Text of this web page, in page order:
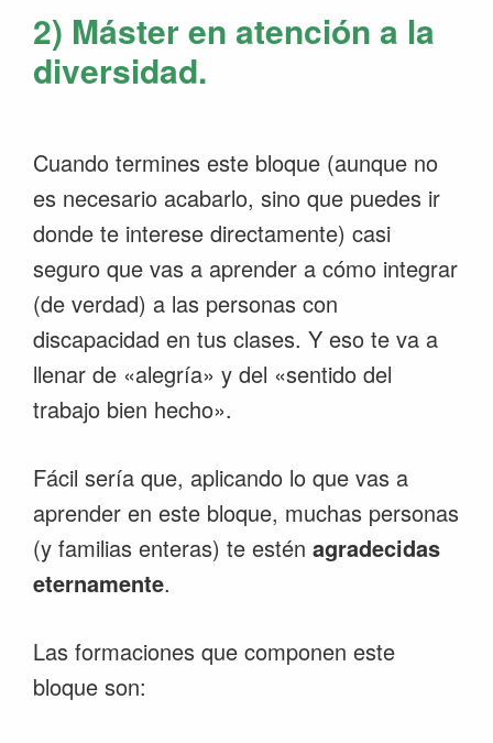
2) Máster en atención a la
diversidad.
Cuando termines este bloque (aunque no
es necesario acabarlo, sino que puedes ir
donde te interese directamente) casi
seguro que vas a aprender a cómo integrar
(de verdad) a las personas con
discapacidad en tus clases. Y eso te va a
llenar de «alegría» y del «sentido del
trabajo bien hecho».
Fácil sería que, aplicando lo que vas a
aprender en este bloque, muchas personas
(y familias enteras) te estén agradecidas
eternamente.
Las formaciones que componen este
bloque son: